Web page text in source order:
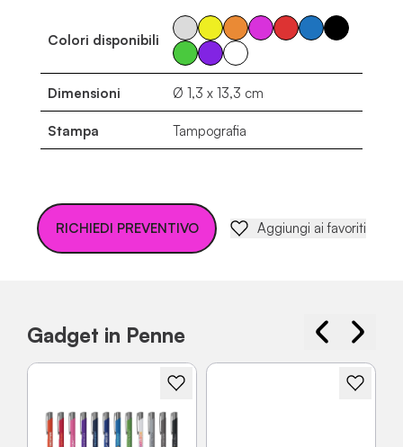
Colori disponibili
Dimensioni Ø 1,3 x 13,3 cm
Stampa Tampografia
RICHIEDI PREVENTIVO Aggiungi ai favoriti
Gadget in Penne